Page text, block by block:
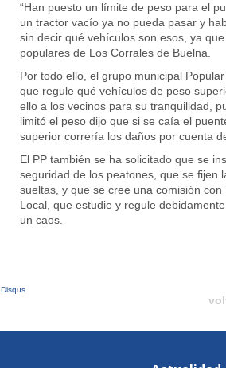
“Han puesto un límite de peso para el
un tractor vacío ya no pueda pasar y
sin decir qué vehículos son esos, ya
populares de Los Corrales de Buelna.
Por todo ello, el grupo municipal
que regule qué vehículos de peso
ello a los vecinos para su tranquilidad,
limitó el peso dijo que si se caía el
superior correría los daños por cuenta
El PP también se ha solicitado que se
seguridad de los peatones, que se fijen
sueltas, y que se cree una comisión
Local, que estudie y regule
un caos.
Disqus